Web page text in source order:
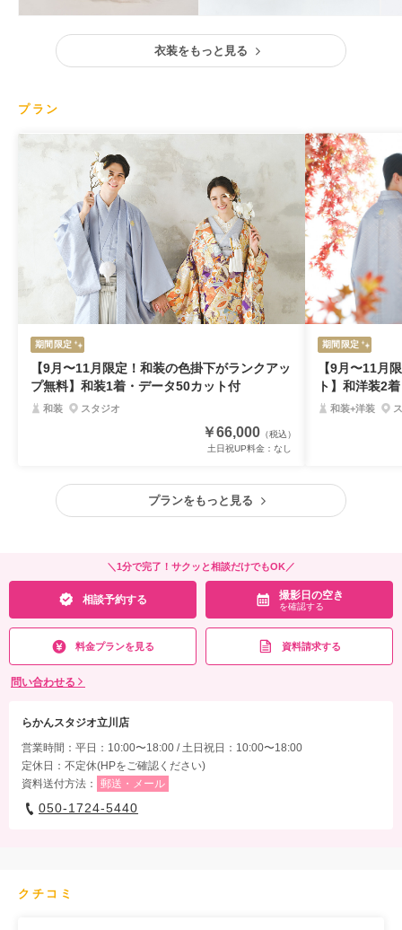
衣装をもっと見る
プラン
期間限定
【9月〜11月限定！和装の色掛下がランクアッ
プ無料】和装1着・データ50カット付
和装 スタジオ
￥66,000 （税込）
土日祝UP料金： なし
期間限定
【9月〜11月
ト】和洋装2
ト・ ムービー
和装+洋装
プランをもっと見る
＼1分で完了！サクッと相談だけでもOK／
相談予約する 撮影日の空き
を確認する
料金プランを見る 資料請求する
問い合わせる
らかんスタジオ立川店
営業時間：平日：10:00〜18:00 / 土日祝日：10:00〜18:00
定休日：不定休(HPをご確認ください)
資料送付方法：
郵送・メール
050-1724-5440
クチコミ